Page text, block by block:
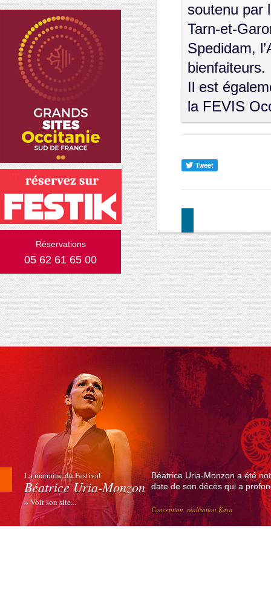
Réservations
05 62 61 65 00
soutenu par
Tarn-et-
Spedidam,
bienfaiteurs.
Il est
la FEVIS
La marraine du Festival
Béatrice Uria-Monzon
» Voir son site...
Béatrice Uria-Monzon a été
date de son décès qui a
Conception, réalisation Kaya